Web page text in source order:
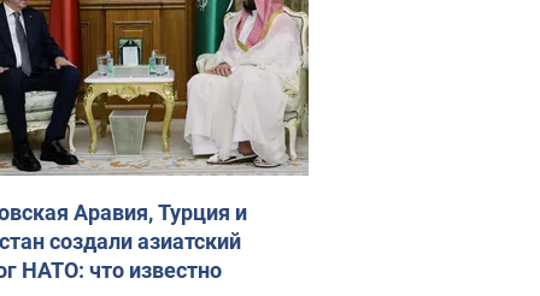
Аравия, Турция и
создали азиатский
НАТО: что известно